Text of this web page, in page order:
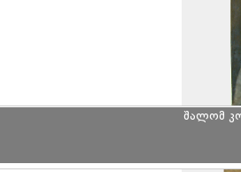
შალომ